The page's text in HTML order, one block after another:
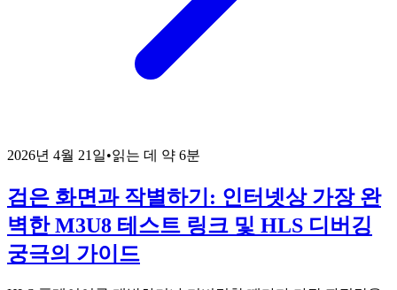
2026년 4월 21일•읽는 데 약 6분
검은 화면과 작별하기: 인터넷상 가장 완
벽한 M3U8 테스트 링크 및 HLS 디버깅
궁극의 가이드